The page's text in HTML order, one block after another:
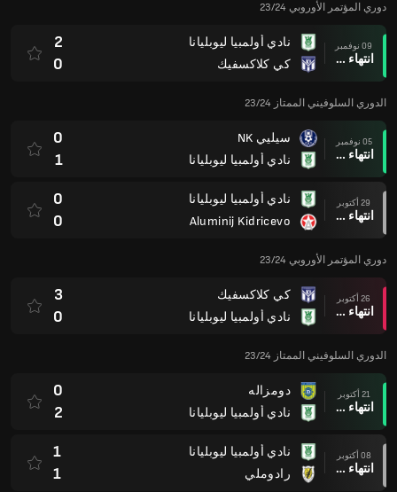
دوري المؤتمر الأوروبي 23/24
09 نوفمبر
انتهاء وقت المباراة
نادي أولمبيا ليوبليانا
كي كلاكسفيك
2
0
الدوري السلوفيني الممتاز 23/24
05 نوفمبر
انتهاء وقت المباراة
سيليي NK
نادي أولمبيا ليوبليانا
0
1
29 أكتوبر
انتهاء وقت المباراة
نادي أولمبيا ليوبليانا
Aluminij Kidricevo
0
0
دوري المؤتمر الأوروبي 23/24
26 أكتوبر
انتهاء وقت المباراة
كي كلاكسفيك
نادي أولمبيا ليوبليانا
3
0
الدوري السلوفيني الممتاز 23/24
21 أكتوبر
انتهاء وقت المباراة
دومزاله
نادي أولمبيا ليوبليانا
0
2
08 أكتوبر
انتهاء وقت المباراة
نادي أولمبيا ليوبليانا
رادوملي
1
1